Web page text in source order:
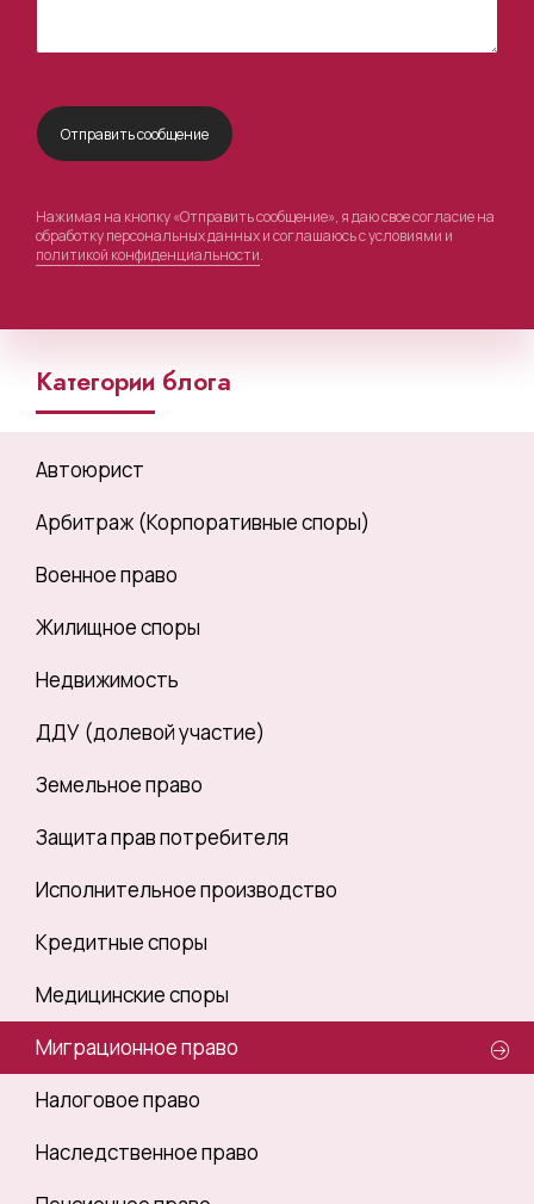
Нажимая на кнопку «Отправить сообщение», я даю свое согласие на
обработку персональных данных и соглашаюсь с условиями и
политикой конфиденциальности.
Категории блога
Автоюрист
Арбитраж (Корпоративные споры)
Военное право
Жилищное споры
Недвижимость
ДДУ (долевой участие)
Земельное право
Защита прав потребителя
Исполнительное производство
Кредитные споры
Медицинские споры
Миграционное право
Налоговое право
Наследственное право